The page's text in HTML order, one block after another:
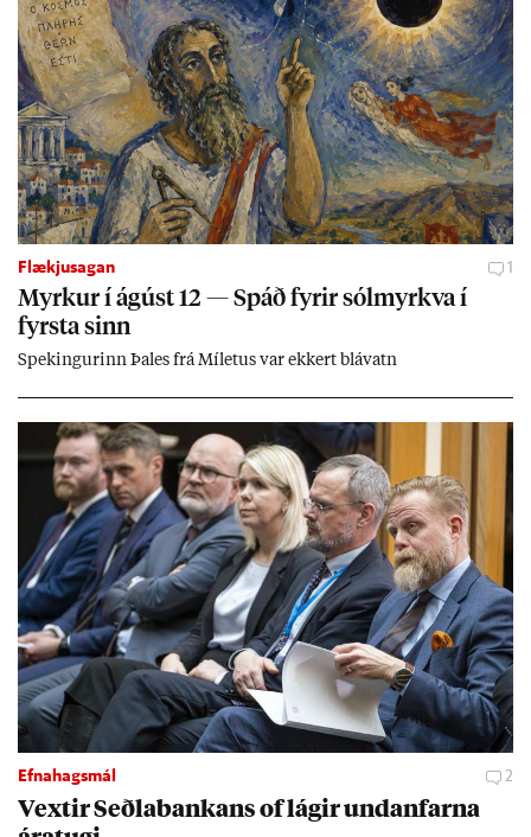
Flækjusagan 1
Myrk­ur í ág­úst 12 — Spáð fyr­ir sól­myrkva í
fyrsta sinn
Spek­ing­ur­inn Þa­les frá Míletus var ekk­ert blá­vatn
Efnahagsmál 2
Vext­ir Seðla­bank­ans of lág­ir und­an­farna